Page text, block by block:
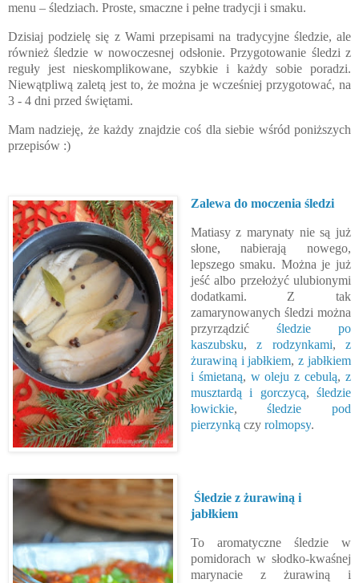
menu – śledziach. Proste, smaczne i pełne tradycji i smaku.
Dzisiaj podzielę się z Wami przepisami na tradycyjne śledzie, ale
również śledzie w nowoczesnej odsłonie. Przygotowanie śledzi z
reguły jest nieskomplikowane, szybkie i każdy sobie poradzi.
Niewątpliwą zaletą jest to, że można je wcześniej przygotować, na
3 - 4 dni przed świętami.
Mam nadzieję, że każdy znajdzie coś dla siebie wśród poniższych
przepisów :)
Zalewa do moczenia śledzi
Matiasy z marynaty nie są już
słone, nabierają nowego,
lepszego smaku. Można je już
jeść albo przełożyć ulubionymi
dodatkami. Z tak
zamarynowanych śledzi można
przyrządzić śledzie po
kaszubsku,z rodzynkami, z
żurawiną i jabłkiem,z jabłkiem
i śmietaną, w oleju z cebulą,z
musztardą i gorczycą, śledzie
łowickie,śledzie pod
pierzynką czy rolmopsy.
Śledzie z żurawiną i
jabłkiem
To aromatyczne śledzie w
pomidorach w słodko-kwaśnej
marynacie z żurawiną i